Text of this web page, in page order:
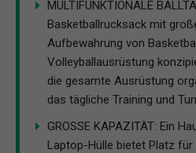
MULTIFUNKTIONALE
Basketballrucksack mit
Aufbewahrung von
Volleyballausrüstung
die gesamte Ausrüstung
das tägliche Training und
GROSSE KAPAZITÄT: Ein
Laptop-Hülle bietet Platz